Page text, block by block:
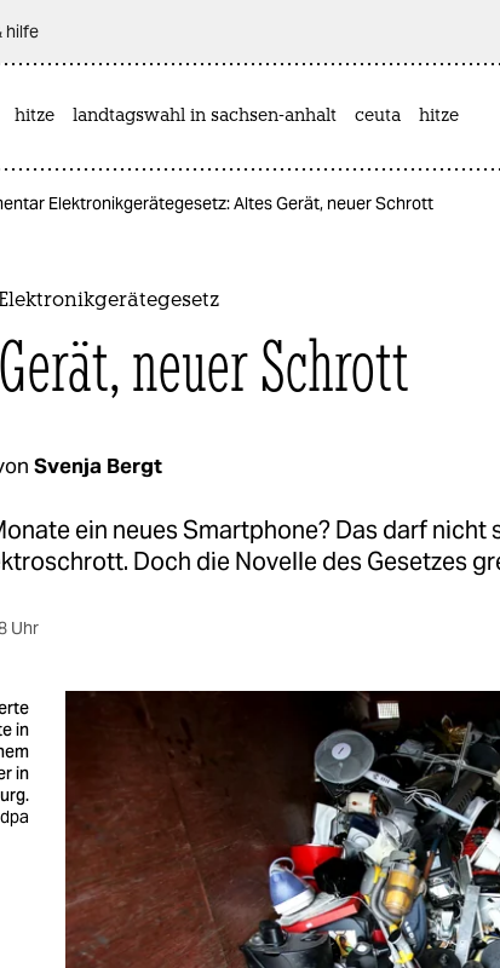
hilfe
hitze landtagswahl in sachsen-anhalt ceuta hitze
Elektronikgerätegesetz: Altes Gerät, neuer Schrott
neuer Schrott
Svenja Bergt
ein neues Smartphone? Das darf nicht
Doch die Novelle des Gesetzes
Uhr
in
in